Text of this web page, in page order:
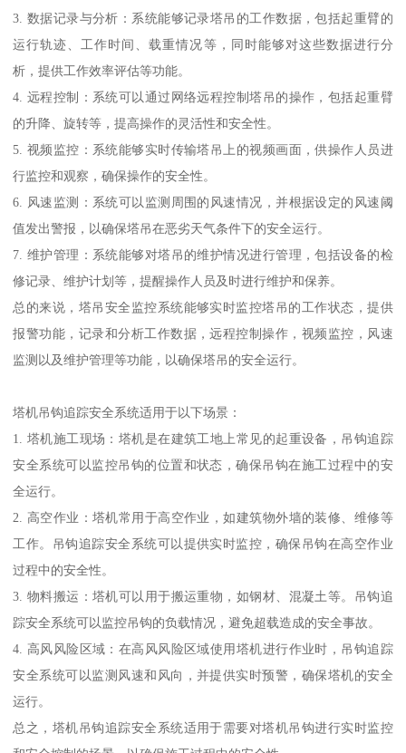
3. 数据记录与分析：系统能够记录塔吊的工作数据，包括起重臂的
运行轨迹、工作时间、载重情况等，同时能够对这些数据进行分
析，提供工作效率评估等功能。
4. 远程控制：系统可以通过网络远程控制塔吊的操作，包括起重臂
的升降、旋转等，提高操作的灵活性和安全性。
5. 视频监控：系统能够实时传输塔吊上的视频画面，供操作人员进
行监控和观察，确保操作的安全性。
6. 风速监测：系统可以监测周围的风速情况，并根据设定的风速阈
值发出警报，以确保塔吊在恶劣天气条件下的安全运行。
7. 维护管理：系统能够对塔吊的维护情况进行管理，包括设备的检
修记录、维护计划等，提醒操作人员及时进行维护和保养。
总的来说，塔吊安全监控系统能够实时监控塔吊的工作状态，提供
报警功能，记录和分析工作数据，远程控制操作，视频监控，风速
监测以及维护管理等功能，以确保塔吊的安全运行。
塔机吊钩追踪安全系统适用于以下场景：
1. 塔机施工现场：塔机是在建筑工地上常见的起重设备，吊钩追踪
安全系统可以监控吊钩的位置和状态，确保吊钩在施工过程中的安
全运行。
2. 高空作业：塔机常用于高空作业，如建筑物外墙的装修、维修等
工作。吊钩追踪安全系统可以提供实时监控，确保吊钩在高空作业
过程中的安全性。
3. 物料搬运：塔机可以用于搬运重物，如钢材、混凝土等。吊钩追
踪安全系统可以监控吊钩的负载情况，避免超载造成的安全事故。
4. 高风风险区域：在高风风险区域使用塔机进行作业时，吊钩追踪
安全系统可以监测风速和风向，并提供实时预警，确保塔机的安全
运行。
总之，塔机吊钩追踪安全系统适用于需要对塔机吊钩进行实时监控